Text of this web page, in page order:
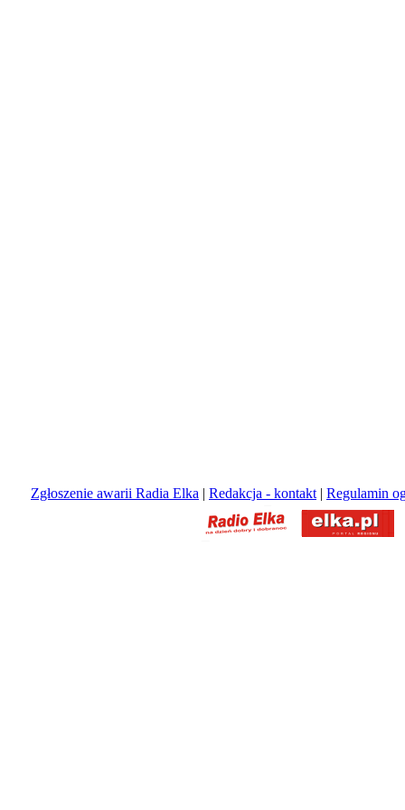
Zgłoszenie awarii Radia Elka | Redakcja - kontakt | Regulamin